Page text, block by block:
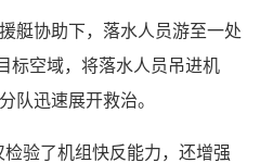
艇协助下，落水人员游至一处
标空域，将落水人员吊进机
队迅速展开救治。
验了机组快反能力，还增强